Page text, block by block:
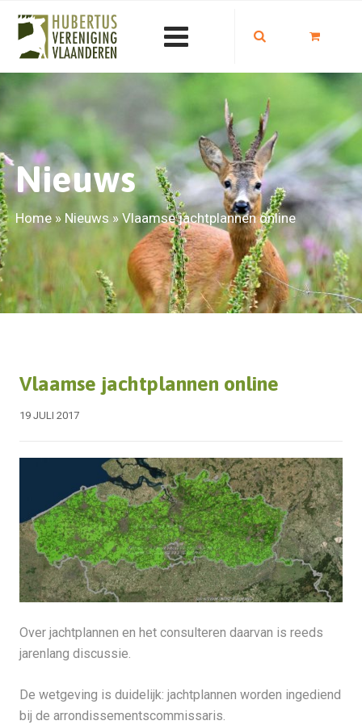
Nieuws
Home» Nieuws »Vlaamse jachtplannen online
Vlaamse jachtplannen online
19 JULI 2017
Over jachtplannen en het consulteren daarvan is reeds
jarenlang discussie.
De wetgeving is duidelijk: jachtplannen worden ingediend
bij de arrondissementscommissaris.